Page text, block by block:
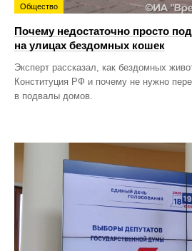
Общество
Почему недостаточно просто
на улицах бездомных кошек
Эксперт рассказал, как бездомных
Конституция РФ и почему не нужно
в подвалы домов.